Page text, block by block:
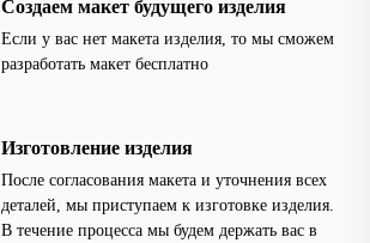
Создаем макет будущего изделия
Если у вас нет макета изделия, то мы сможем
разработать макет бесплатно
Изготовление изделия
После согласования макета и уточнения всех
деталей, мы приступаем к изготовке изделия.
В течение процесса мы будем держать вас в